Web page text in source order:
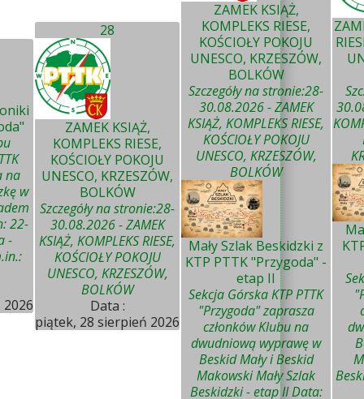
na
w
22-
-
28
ZAMEK KSIĄŻ,
KOMPLEKS RIESE,
KOŚCIOŁY POKOJU
UNESCO, KRZESZÓW,
BOLKÓW
Szczegóły na stronie:28-
30.08.2026 - ZAMEK
KSIĄŻ, KOMPLEKS RIESE,
KOŚCIOŁY POKOJU
UNESCO, KRZESZÓW,
BOLKÓW
Data :
piątek, 28 sierpień 2026
ZAMEK KSIĄŻ,
KOMPLEKS RIESE,
KOŚCIOŁY POKOJU
UNESCO, KRZESZÓW,
BOLKÓW
Szczegóły na stronie:28-
30.08.2026 - ZAMEK
KSIĄŻ, KOMPLEKS RIESE,
KOŚCIOŁY POKOJU
UNESCO, KRZESZÓW,
BOLKÓW
Mały Szlak Beskidzki z
KTP PTTK "Przygoda" -
etap II
Sekcja Górska KTP PTTK
"Przygoda" zaprasza
członków Klubu na
dwudniową wyprawę w
Beskid Mały i Beskid
Makowski Mały Szlak
Beskidzki - etap II Data: